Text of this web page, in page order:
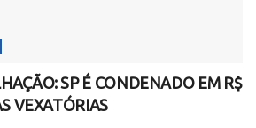
SP É CONDENADO EM R$
VEXATÓRIAS